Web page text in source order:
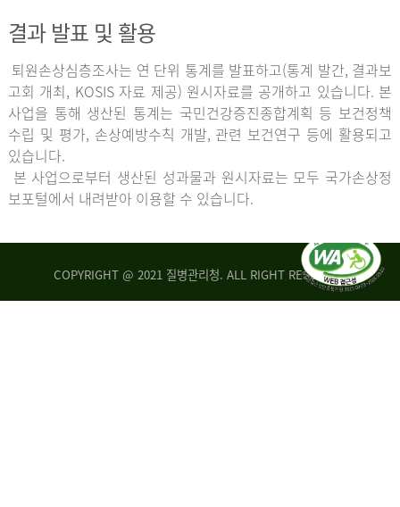
결과 발표 및 활용
퇴원손상심층조사는 연 단위 통계를 발표하고(통계 발간, 결과보
고회 개최, KOSIS 자료 제공) 원시자료를 공개하고 있습니다. 본
사업을 통해 생산된 통계는 국민건강증진종합계획 등 보건정책
수립 및 평가, 손상예방수칙 개발, 관련 보건연구 등에 활용되고
있습니다.
본 사업으로부터 생산된 성과물과 원시자료는 모두 국가손상정
보포털에서 내려받아 이용할 수 있습니다.
COPYRIGHT @ 2021 질병관리청. ALL RIGHT RESERVED